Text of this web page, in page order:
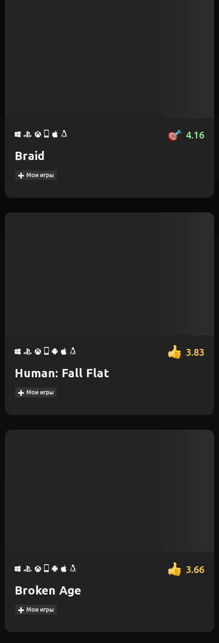
4.16
Braid
Мои игры
3.83
Human: Fall Flat
Мои игры
3.66
Broken Age
Мои игры